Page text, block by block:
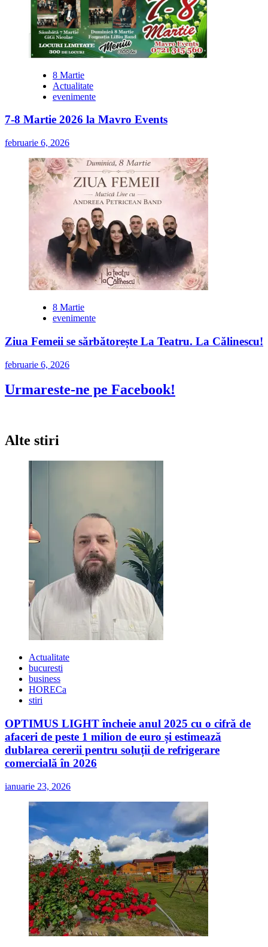
8 Martie
Actualitate
evenimente
7-8 Martie 2026 la Mavro Events
februarie 6, 2026
8 Martie
evenimente
Ziua Femeii se sărbătorește La Teatru. La Călinescu!
februarie 6, 2026
Urmareste-ne pe Facebook!
Alte stiri
Actualitate
bucuresti
business
HORECa
stiri
OPTIMUS LIGHT încheie anul 2025 cu o cifră de
afaceri de peste 1 milion de euro și estimează
dublarea cererii pentru soluții de refrigerare
comercială în 2026
ianuarie 23, 2026